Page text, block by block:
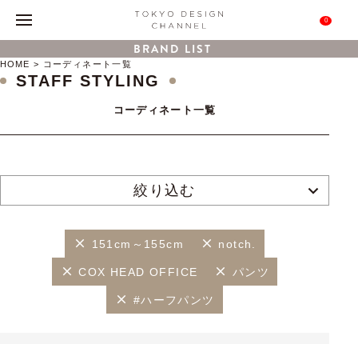
0
BRAND LIST
HOME コーディネート一覧
STAFF STYLING
コーディネート一覧
絞り込む
151cm～155cm notch.
COX HEAD OFFICE パンツ
#ハーフパンツ